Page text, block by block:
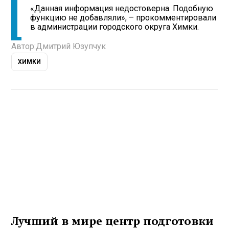
«Данная информация недостоверна. Подобную
функцию не добавляли», – прокомментировали
в администрации городского округа Химки.
Автор:Дмитрий Юзупчук
ХИМКИ
Лучший в мире центр подготовки